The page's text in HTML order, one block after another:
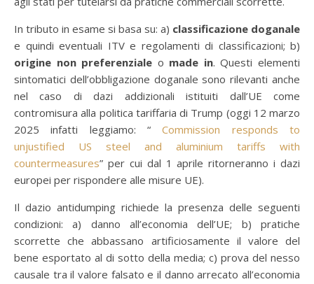
In tributo in esame si basa su: a) classificazione doganale
e quindi eventuali ITV e regolamenti di classificazioni; b)
origine non preferenziale o made in. Questi elementi
sintomatici dell’obbligazione doganale sono rilevanti anche
nel caso di dazi addizionali istituiti dall’UE come
contromisura alla politica tariffaria di Trump (oggi 12 marzo
2025 infatti leggiamo: “Commission responds to
unjustified US steel and aluminium tariffs with
countermeasures” per cui dal 1 aprile ritorneranno i dazi
europei per rispondere alle misure UE).
Il dazio antidumping richiede la presenza delle seguenti
condizioni: a) danno all’economia dell’UE; b) pratiche
scorrette che abbassano artificiosamente il valore del
bene esportato al di sotto della media; c) prova del nesso
causale tra il valore falsato e il danno arrecato all’economia